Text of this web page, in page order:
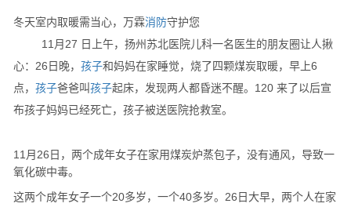
冬天室内取暖需当心，万霖消防守护您
11月27 日上午，扬州苏北医院儿科一名医生的朋友圈让人揪
心：26日晚， 孩子和妈妈在家睡觉，烧了四颗煤炭取暖，早上6
点， 孩子爸爸叫孩子起床，发现两人都昏迷不醒。120 来了以后宣
布孩子妈妈已经死亡，孩子被送医院抢救室。
11月26日，两个成年女子在家用煤炭炉蒸包子，没有通风，导致一
氧化碳中毒。
这两个成年女子一个20多岁，一个40多岁。26日大早，两个人在家